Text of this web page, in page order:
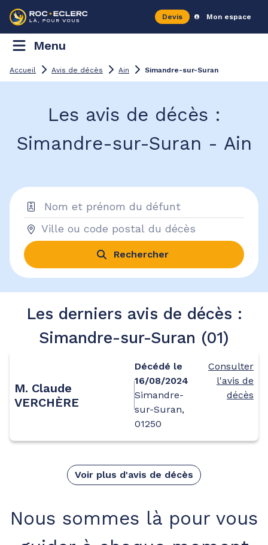
Devis Mon espace
Menu
Accueil Avis de décès Ain Simandre-sur-Suran
Les avis de décès :
Simandre-sur-Suran - Ain
Rechercher
Les derniers avis de décès :
Simandre-sur-Suran (01)
M. Claude
VERCHÈRE
Décédé le
16/08/2024
Simandre-
sur-Suran,
01250
Consulter
l'avis de
décès
Voir plus d'avis de décès
Nous sommes là pour vous